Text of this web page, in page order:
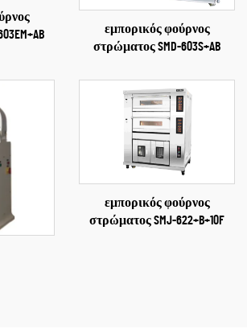
εμπορικός φούρνος
στρώματος SMD-603S+AB
εμπορικός φούρνος
στρώματος SMJ-622+B+10F